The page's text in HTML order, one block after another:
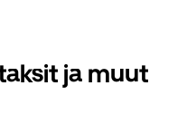
ja muut